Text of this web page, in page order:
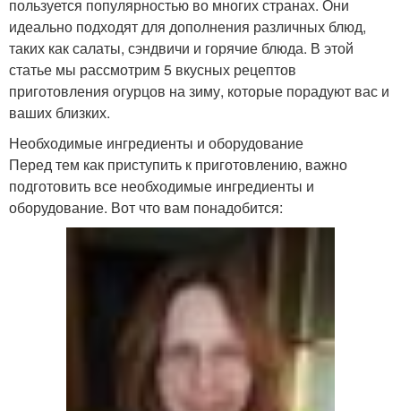
пользуется популярностью во многих странах. Они
идеально подходят для дополнения различных блюд,
таких как салаты, сэндвичи и горячие блюда. В этой
статье мы рассмотрим 5 вкусных рецептов
приготовления огурцов на зиму, которые порадуют вас и
ваших близких.
Необходимые ингредиенты и оборудование
Перед тем как приступить к приготовлению, важно
подготовить все необходимые ингредиенты и
оборудование. Вот что вам понадобится: